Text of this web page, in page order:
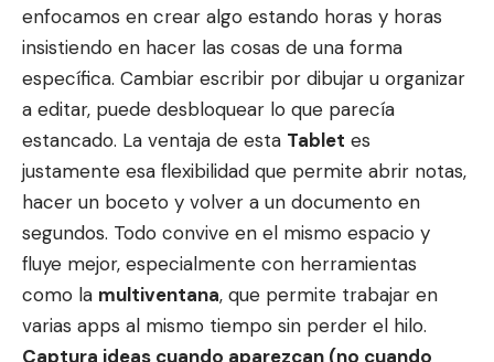
enfocamos en crear algo estando horas y horas
insistiendo en hacer las cosas de una forma
específica. Cambiar escribir por dibujar u organizar
a editar, puede desbloquear lo que parecía
estancado. La ventaja de esta Tablet es
justamente esa flexibilidad que permite abrir notas,
hacer un boceto y volver a un documento en
segundos. Todo convive en el mismo espacio y
fluye mejor, especialmente con herramientas
como la multiventana, que permite trabajar en
varias apps al mismo tiempo sin perder el hilo.
Captura ideas cuando aparezcan (no cuando